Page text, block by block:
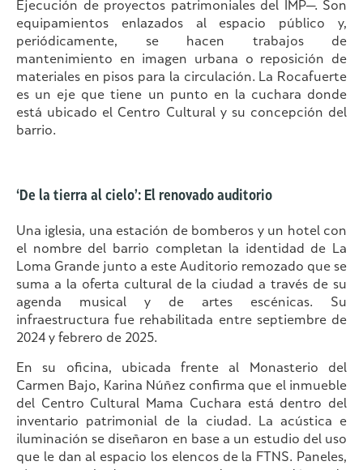
Ejecución de proyectos patrimoniales del IMP—. Son
equipamientos enlazados al espacio público y,
periódicamente, se hacen trabajos de
mantenimiento en imagen urbana o reposición de
materiales en pisos para la circulación. La Rocafuerte
es un eje que tiene un punto en la cuchara donde
está ubicado el Centro Cultural y su concepción del
barrio.
‘De la tierra al cielo’: El renovado auditorio
Una iglesia, una estación de bomberos y un hotel con
el nombre del barrio completan la identidad de La
Loma Grande junto a este Auditorio remozado que se
suma a la oferta cultural de la ciudad a través de su
agenda musical y de artes escénicas. Su
infraestructura fue rehabilitada entre septiembre de
2024 y febrero de 2025.
En su oficina, ubicada frente al Monasterio del
Carmen Bajo, Karina Núñez confirma que el inmueble
del Centro Cultural Mama Cuchara está dentro del
inventario patrimonial de la ciudad. La acústica e
iluminación se diseñaron en base a un estudio del uso
que le dan al espacio los elencos de la FTNS. Paneles,